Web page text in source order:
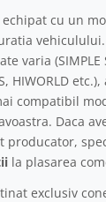
cu un
varia (SIMPLE
HIWORLD
compatibil
Daca
producator,
la plasarea
exclusiv